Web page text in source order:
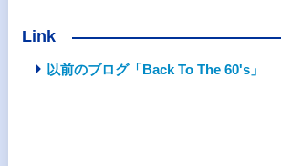
Link
以前のブログ「Back To The 60's」